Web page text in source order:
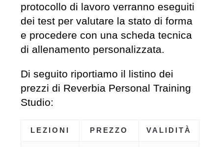
protocollo di lavoro verranno eseguiti
dei test per valutare la stato di forma
e procedere con una scheda tecnica
di allenamento personalizzata.
Di seguito riportiamo il listino dei
prezzi di Reverbia Personal Training
Studio:
LEZIONI PREZZO VALIDITÀ